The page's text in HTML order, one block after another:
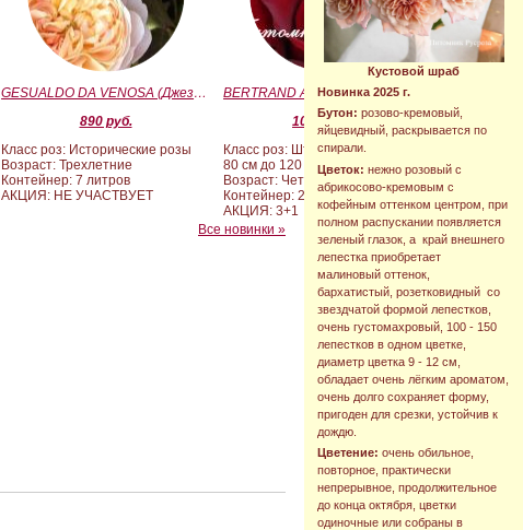
Кустовой шраб
Новинка 2025 г.
Бутон: розово-кремовый,
яйцевидный, раскрывается по
спирали.
Цветок: нежно розовый с
абрикосово-кремовым с
кофейным оттенком центром, при
полном распускании появляется
зеленый глазок, а край внешнего
лепестка приобретает
малиновый оттенок,
бархатистый, розетковидный со
звездчатой формой лепестков,
очень густомахровый, 100 - 150
лепестков в одном цветке,
диаметр цветка 9 - 12 см,
обладает очень лёгким ароматом,
очень долго сохраняет форму,
пригоден для срезки, устойчив к
дождю.
Цветение: очень обильное,
повторное, практически
непрерывное, продолжительное
до конца октября, цветки
одиночные или собраны в
GESUALDO DA VENOSA (Джезуальдо Ди Веноза)
890 руб.
Класс роз: Исторические розы
Возраст: Трехлетние
Контейнер: 7 литров
АКЦИЯ: НЕ УЧАСТВУЕТ
BERTRAND AMOUSSOU (Бертран Амуссу)
10 000 руб.
Класс роз: Штамбовые формы от
80 см до 120 см
Возраст: Четырех-пятилетние
Контейнер: 20 литров
АКЦИЯ: 3+1
Все новинки »